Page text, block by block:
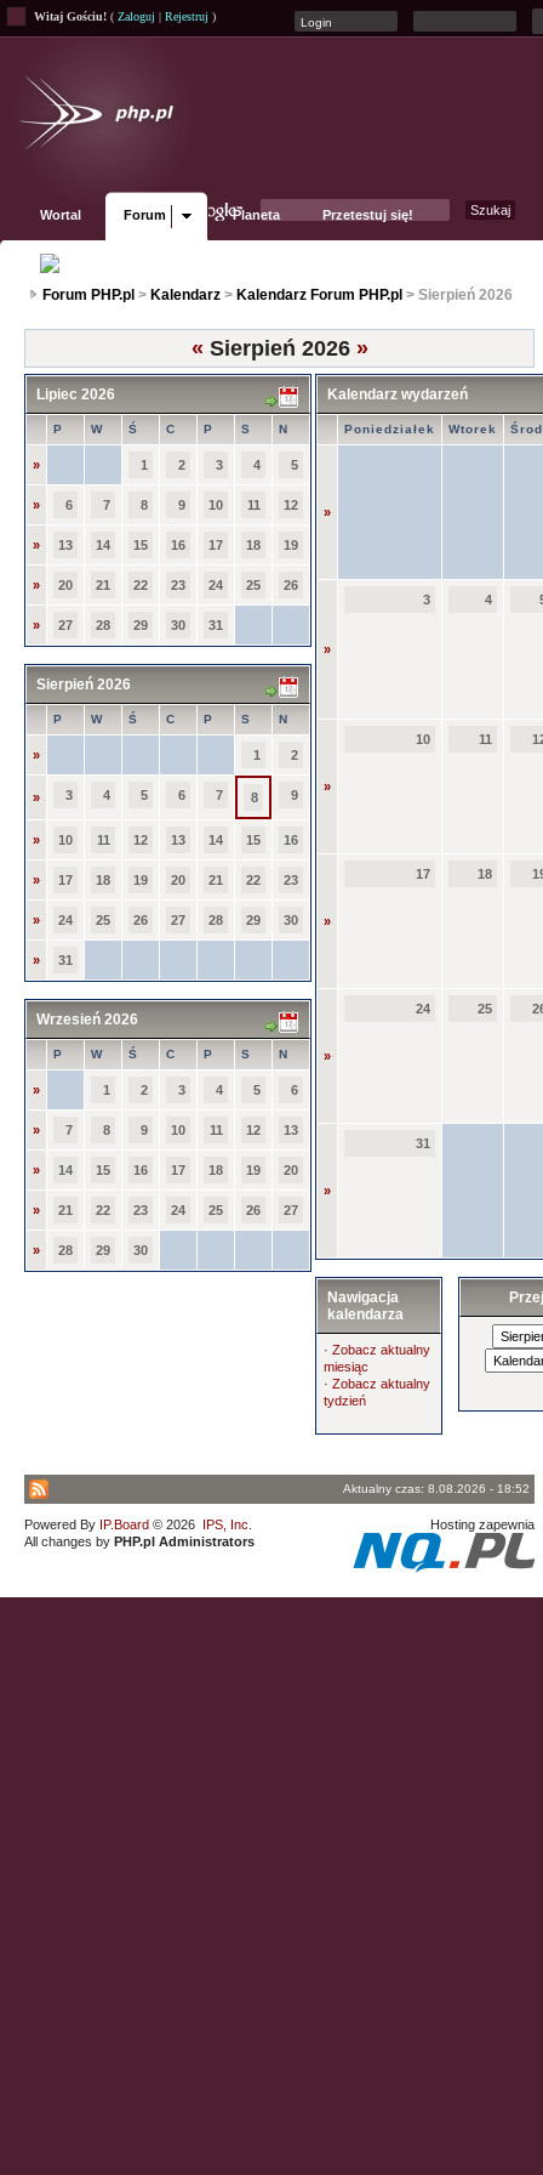
Witaj Gościu! ( Zaloguj | Rejestruj )
Wortal Forum Planeta Przetestuj się!
Forum PHP.pl > Kalendarz > Kalendarz Forum PHP.pl > Sierpień 2026
« Sierpień 2026 »
Lipiec 2026
P W Ś C P S N
» 1 2 3 4 5
» 6 7 8 9 10 11 12
» 13 14 15 16 17 18 19
» 20 21 22 23 24 25 26
» 27 28 29 30 31
Sierpień 2026
P W Ś C P S N
» 1 2
» 3 4 5 6 7 8 9
» 10 11 12 13 14 15 16
» 17 18 19 20 21 22 23
» 24 25 26 27 28 29 30
» 31
Wrzesień 2026
P W Ś C P S N
» 1 2 3 4 5 6
» 7 8 9 10 11 12 13
» 14 15 16 17 18 19 20
» 21 22 23 24 25 26 27
» 28 29 30
Kalendarz wydarzeń
Poniedziałek Wtorek
»
»
3 4
»
10 11
»
17 18
»
24 25
»
31
Nawigacja
kalendarza
· Zobacz aktualny
miesiąc
· Zobacz aktualny
tydzień
Aktualny czas: 8.08.2026 - 18:52
Powered By IP.Board © 2026 IPS, Inc
All changes by PHP.pl Administrators
Hosting zapewnia